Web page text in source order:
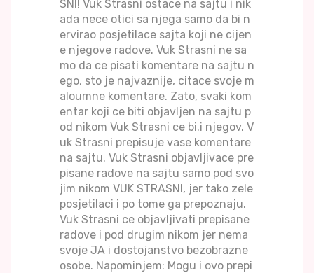
SNI! Vuk Strasni ostace na sajtu i nik
ada nece otici sa njega samo da bi n
ervirao posjetilace sajta koji ne cijen
e njegove radove. Vuk Strasni ne sa
mo da ce pisati komentare na sajtu n
ego, sto je najvaznije, citace svoje m
aloumne komentare. Zato, svaki kom
entar koji ce biti objavljen na sajtu p
od nikom Vuk Strasni ce bi.i njegov. V
uk Strasni prepisuje vase komentare
na sajtu. Vuk Strasni objavljivace pre
pisane radove na sajtu samo pod svo
jim nikom VUK STRASNI, jer tako zele
posjetilaci i po tome ga prepoznaju.
Vuk Strasni ce objavljivati prepisane
radove i pod drugim nikom jer nema
svoje JA i dostojanstvo bezobrazne
osobe. Napominjem: Mogu i ovo prepi